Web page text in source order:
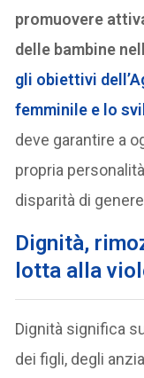
promuovere
delle bambine
gli obiettivi
femminile e lo
deve garantire a
propria
disparità di
Dignità,
lotta alla
Dignità significa
dei figli, degli